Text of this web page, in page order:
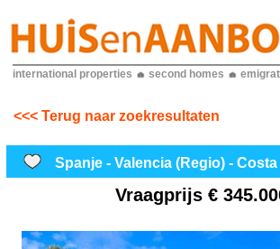
international properties second homes
<<< Terug naar zoekresultaten
Spanje - Valencia (Regio) -
Vraagprijs €